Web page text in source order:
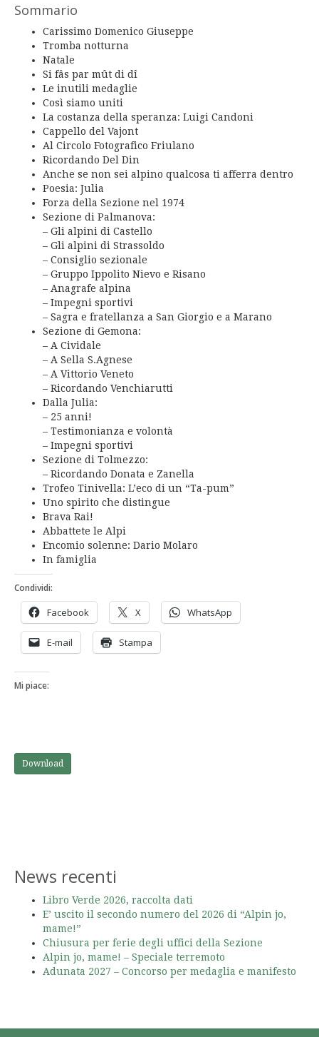
Sommario
Carissimo Domenico Giuseppe
Tromba notturna
Natale
Si fâs par mût di dî
Le inutili medaglie
Così siamo uniti
La costanza della speranza: Luigi Candoni
Cappello del Vajont
Al Circolo Fotografico Friulano
Ricordando Del Din
Anche se non sei alpino qualcosa ti afferra dentro
Poesia: Julia
Forza della Sezione nel 1974
Sezione di Palmanova:
– Gli alpini di Castello
– Gli alpini di Strassoldo
– Consiglio sezionale
– Gruppo Ippolito Nievo e Risano
– Anagrafe alpina
– Impegni sportivi
– Sagra e fratellanza a San Giorgio e a Marano
Sezione di Gemona:
– A Cividale
– A Sella S.Agnese
– A Vittorio Veneto
– Ricordando Venchiarutti
Dalla Julia:
– 25 anni!
– Testimonianza e volontà
– Impegni sportivi
Sezione di Tolmezzo:
– Ricordando Donata e Zanella
Trofeo Tinivella: L’eco di un “Ta-pum”
Uno spirito che distingue
Brava Rai!
Abbattete le Alpi
Encomio solenne: Dario Molaro
In famiglia
Condividi:
Facebook X WhatsApp
E-mail Stampa
Mi piace:
Download
News recenti
Libro Verde 2026, raccolta dati
E’ uscito il secondo numero del 2026 di “Alpin jo,
mame!”
Chiusura per ferie degli uffici della Sezione
Alpin jo, mame! – Speciale terremoto
Adunata 2027 – Concorso per medaglia e manifesto